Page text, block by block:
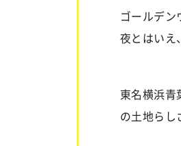
ゴールデン
夜とはいえ
東名横浜青
の土地らし